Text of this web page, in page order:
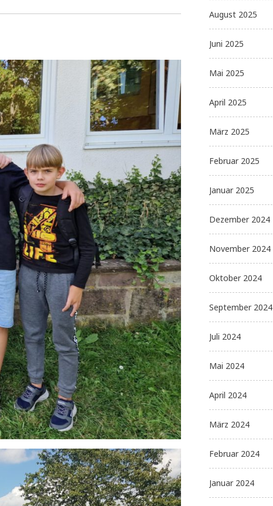
August 2025
Juni 2025
Mai 2025
April 2025
März 2025
Februar 2025
Januar 2025
Dezember 2024
November 2024
Oktober 2024
September 2024
Juli 2024
Mai 2024
April 2024
März 2024
Februar 2024
Januar 2024